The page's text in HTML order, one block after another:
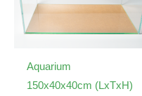
Aquarium
150x40x40cm (LxTxH)